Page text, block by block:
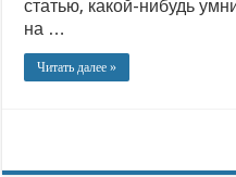
статью, какой-нибудь
на …
Читать далее »